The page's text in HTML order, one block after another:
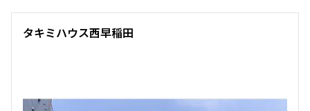
タキミハウス西早稲田